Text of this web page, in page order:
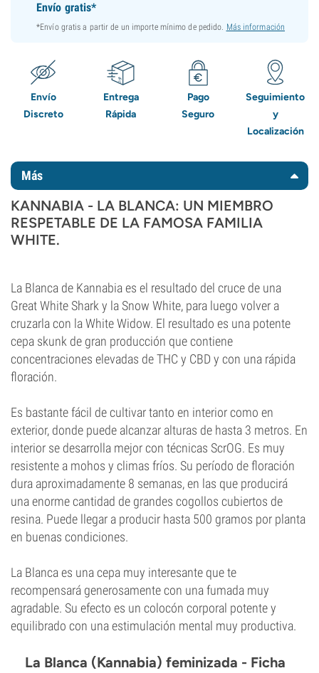
Envío gratis*
*Envío gratis a partir de un importe mínimo de pedido. Más información
Envío
Discreto
Entrega
Rápida
Pago
Seguro
Seguimiento
y
Localización
Más
KANNABIA - LA BLANCA: UN MIEMBRO
RESPETABLE DE LA FAMOSA FAMILIA
WHITE.
La Blanca de Kannabia es el resultado del cruce de una
Great White Shark y la Snow White, para luego volver a
cruzarla con la White Widow. El resultado es una potente
cepa skunk de gran producción que contiene
concentraciones elevadas de THC y CBD y con una rápida
floración.
Es bastante fácil de cultivar tanto en interior como en
exterior, donde puede alcanzar alturas de hasta 3 metros. En
interior se desarrolla mejor con técnicas ScrOG. Es muy
resistente a mohos y climas fríos. Su período de floración
dura aproximadamente 8 semanas, en las que producirá
una enorme cantidad de grandes cogollos cubiertos de
resina. Puede llegar a producir hasta 500 gramos por planta
en buenas condiciones.
La Blanca es una cepa muy interesante que te
recompensará generosamente con una fumada muy
agradable. Su efecto es un colocón corporal potente y
equilibrado con una estimulación mental muy productiva.
La Blanca (Kannabia) feminizada - Ficha